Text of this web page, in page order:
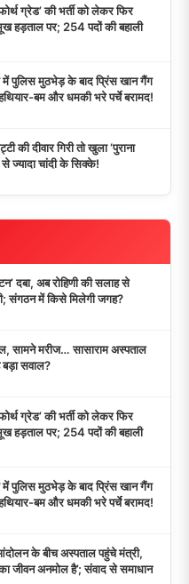
ग्रेड’ की भर्ती को लेकर फिर
हड़ताल पर; 254 पदों की बहाली
पुलिस मुठभेड़ के बाद प्रिंस खान गैंग
हथियार-बम और धमकी भरे पर्चे बरामद!
दीवार गिरी तो खुला ‘पुराना
ज्यादा चांदी के सिक्के!
दबा, अब रोहिणी की सलाह से
संगठन में किसे मिलेगी जगह?
सामने मरीज… सासाराम अस्पताल
बड़ा सवाल?
ग्रेड’ की भर्ती को लेकर फिर
हड़ताल पर; 254 पदों की बहाली
पुलिस मुठभेड़ के बाद प्रिंस खान गैंग
हथियार-बम और धमकी भरे पर्चे बरामद!
के बीच अस्पताल पहुंचे मंत्री,
जीवन अनमोल है’; संवाद से समाधान